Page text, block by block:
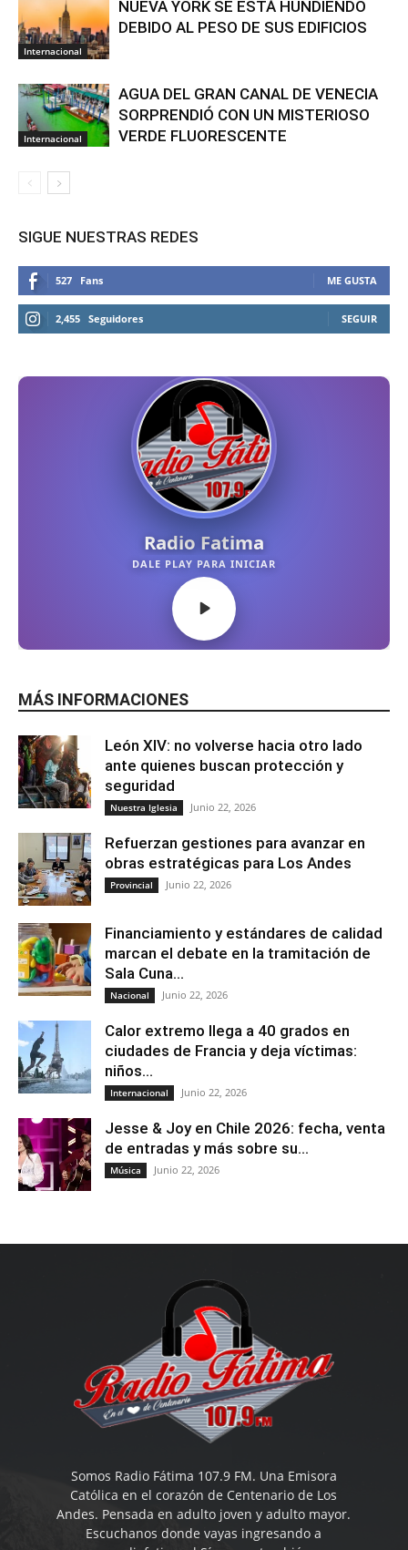
Internacional
NUEVA YORK SE ESTÁ HUNDIENDO
DEBIDO AL PESO DE SUS EDIFICIOS
Internacional
AGUA DEL GRAN CANAL DE VENECIA
SORPRENDIÓ CON UN MISTERIOSO
VERDE FLUORESCENTE
SIGUE NUESTRAS REDES
527 Fans ME GUSTA
2,455 Seguidores SEGUIR
MÁS INFORMACIONES
León XIV: no volverse hacia otro lado
ante quienes buscan protección y
seguridad
Nuestra Iglesia Junio 22, 2026
Refuerzan gestiones para avanzar en
obras estratégicas para Los Andes
Provincial Junio 22, 2026
Financiamiento y estándares de calidad
marcan el debate en la tramitación de
Sala Cuna...
Nacional Junio 22, 2026
Calor extremo llega a 40 grados en
ciudades de Francia y deja víctimas:
niños...
Internacional Junio 22, 2026
Jesse & Joy en Chile 2026: fecha, venta
de entradas y más sobre su...
Música Junio 22, 2026
Somos Radio Fátima 107.9 FM. Una Emisora
Católica en el corazón de Centenario de Los
Andes. Pensada en adulto joven y adulto mayor.
Escuchanos donde vayas ingresando a